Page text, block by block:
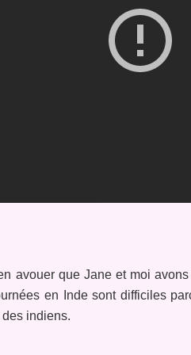
avouer que Jane et moi
en Inde sont difficiles
indiens.